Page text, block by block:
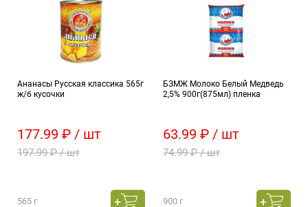
Ананасы Русская классика 565г
ж/б кусочки
177.99 ₽ / шт
197.99 ₽ / шт
565 г
БЗМЖ Молоко Белый Медведь
2,5% 900г(875мл) пленка
63.99 ₽ / шт
74.99 ₽ / шт
900 г